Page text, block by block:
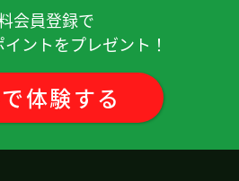
比较少。好处是非常安静在
次见吧。( 男性 )
很厉害呢！期待下次见面！
的习惯。还有每个时代有特
会員登録で
ントをプレゼント！
で体験する